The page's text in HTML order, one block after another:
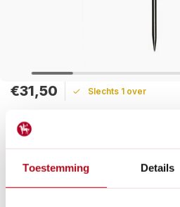
Toestemming Details
€31,50 Slechts 1 over
Maak een keuze: